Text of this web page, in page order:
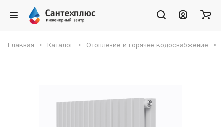
Главная Каталог Отопление и горячее водоснабжение